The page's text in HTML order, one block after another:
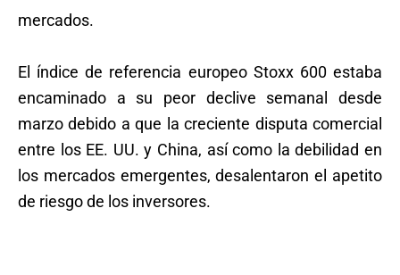
mercados.
El índice de referencia europeo Stoxx 600 estaba
encaminado a su peor declive semanal desde
marzo debido a que la creciente disputa comercial
entre los EE. UU. y China, así como la debilidad en
los mercados emergentes, desalentaron el apetito
de riesgo de los inversores.